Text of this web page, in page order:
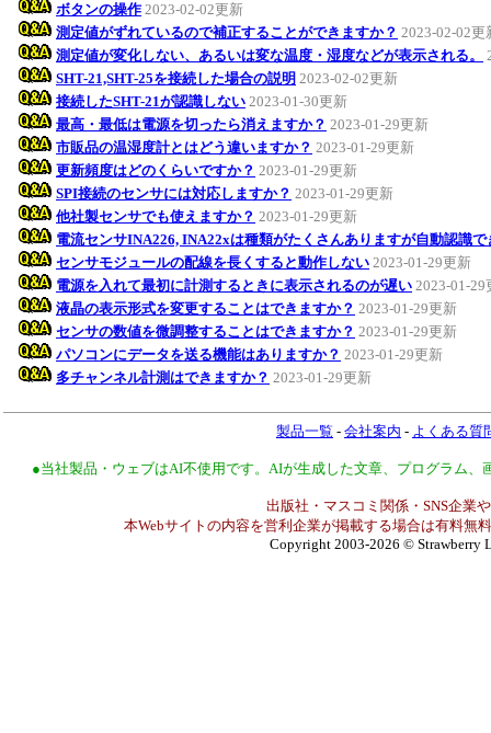
ボタンの操作 2023-02-02更新
測定値がずれているので補正することができますか？ 2023-02-02更
測定値が変化しない、あるいは変な温度・湿度などが表示される。
SHT-21,SHT-25を接続した場合の説明 2023-02-02更新
接続したSHT-21が認識しない 2023-01-30更新
最高・最低は電源を切ったら消えますか？ 2023-01-29更新
市販品の温湿度計とはどう違いますか？ 2023-01-29更新
更新頻度はどのくらいですか？ 2023-01-29更新
SPI接続のセンサには対応しますか？ 2023-01-29更新
他社製センサでも使えますか？ 2023-01-29更新
電流センサINA226, INA22xは種類がたくさんありますが自動認識
センサモジュールの配線を長くすると動作しない 2023-01-29更新
電源を入れて最初に計測するときに表示されるのが遅い 2023-01-29
液晶の表示形式を変更することはできますか？ 2023-01-29更新
センサの数値を微調整することはできますか？ 2023-01-29更新
パソコンにデータを送る機能はありますか？ 2023-01-29更新
多チャンネル計測はできますか？ 2023-01-29更新
製品一覧 - 会社案内 - よくある質
●当社製品・ウェブはAI不使用です。AIが生成した文章、プログラム
出版社・マスコミ関係・SNS企業
本Webサイトの内容を営利企業が掲載する場合は有料無
Copyright 2003-2026 © Strawberry